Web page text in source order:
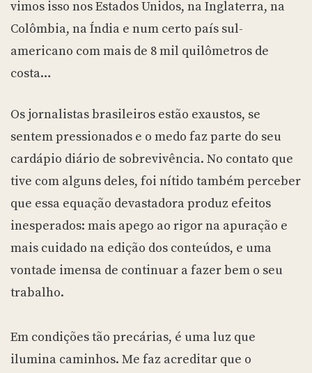
vimos isso nos Estados Unidos, na Inglaterra, na
Colômbia, na Índia e num certo país sul-
americano com mais de 8 mil quilômetros de
costa…
Os jornalistas brasileiros estão exaustos, se
sentem pressionados e o medo faz parte do seu
cardápio diário de sobrevivência. No contato que
tive com alguns deles, foi nítido também perceber
que essa equação devastadora produz efeitos
inesperados: mais apego ao rigor na apuração e
mais cuidado na edição dos conteúdos, e uma
vontade imensa de continuar a fazer bem o seu
trabalho.
Em condições tão precárias, é uma luz que
ilumina caminhos. Me faz acreditar que o